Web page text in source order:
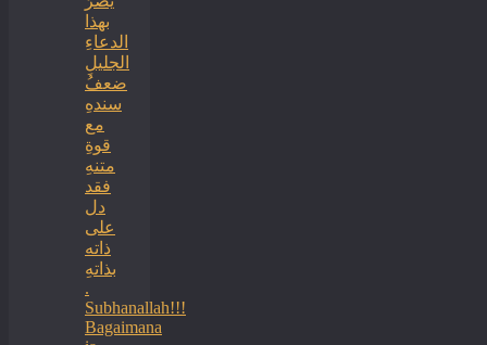
بهذا
الدعاءِ
الجليلِ
ضعفُ
سندهِ
مع
قوةِ
متنهِ
فقد
دل
على
ذاته
بذاتهِ
.
Subhanallah!!!
Bagaimana